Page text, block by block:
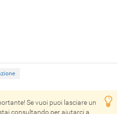
Se vuoi puoi lasciare un
consultando per aiutarci a